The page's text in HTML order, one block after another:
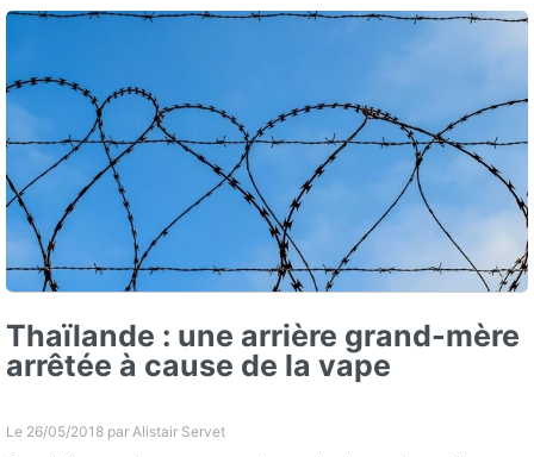
Thaïlande : une arrière grand-mère
arrêtée à cause de la vape
Le 26/05/2018 par Alistair Servet